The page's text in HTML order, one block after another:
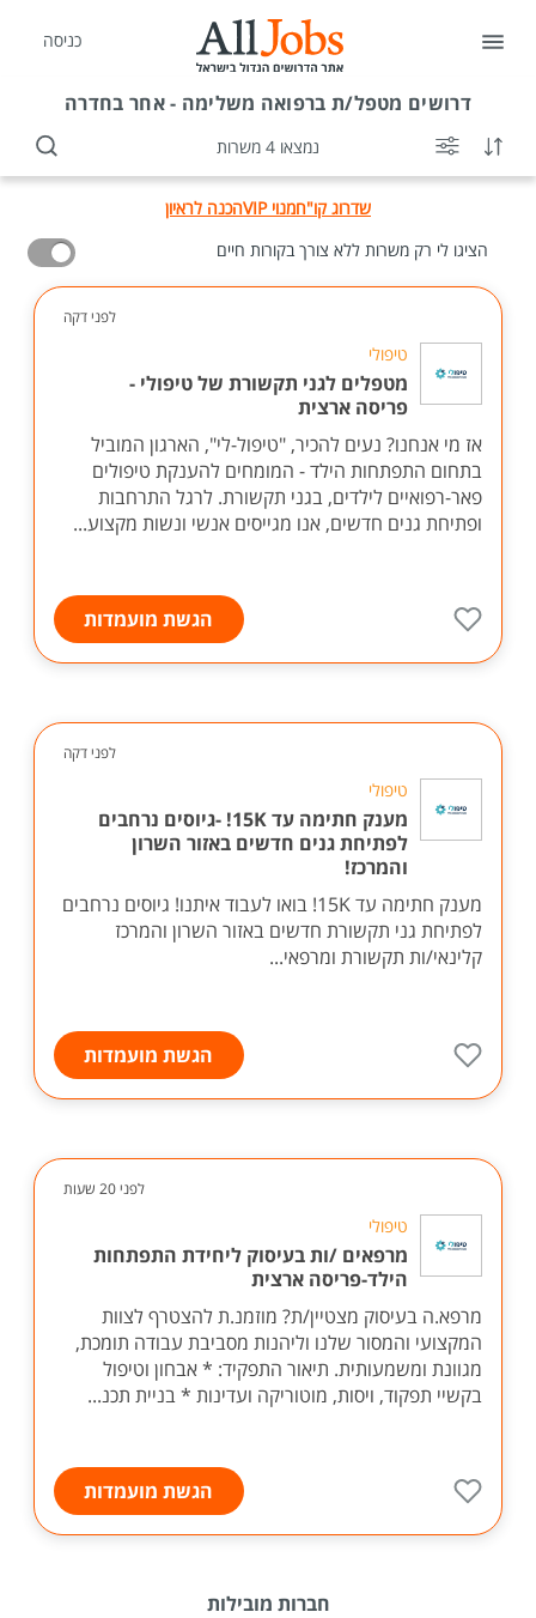
כניסה
דרושים מטפל/ת ברפואה משלימה - אחר בחדרה
נמצאו 4 משרות
שדרוג קו"חמנוי VIP
הכנה לראיון
הציגו לי רק משרות ללא צורך בקורות חיים
לפני דקה
טיפולי
מטפלים לגני תקשורת של טיפולי -
פריסה ארצית
אז מי אנחנו? נעים להכיר, "טיפול-לי", הארגון המוביל
בתחום התפתחות הילד - המומחים להענקת טיפולים
פאר-רפואיים לילדים, בגני תקשורת. לרגל התרחבות
ופתיחת גנים חדשים, אנו מגייסים אנשי ונשות מקצוע...
הגשת מועמדות
לפני דקה
טיפולי
מענק חתימה עד 15K! -גיוסים נרחבים
לפתיחת גנים חדשים באזור השרון
והמרכז!
מענק חתימה עד 15K! בואו לעבוד איתנו! גיוסים נרחבים
לפתיחת גני תקשורת חדשים באזור השרון והמרכז
קלינאי/ות תקשורת ומרפאי...
הגשת מועמדות
לפני 20 שעות
טיפולי
מרפאים /ות בעיסוק ליחידת התפתחות
הילד-פריסה ארצית
מרפא.ה בעיסוק מצטיין/ת? מוזמנ.ת להצטרף לצוות
המקצועי והמסור שלנו וליהנות מסביבת עבודה תומכת,
מגוונת ומשמעותית. תיאור התפקיד: * אבחון וטיפול
בקשיי תפקוד, ויסות, מוטוריקה ועדינות * בניית תכנ...
הגשת מועמדות
חברות מובילות